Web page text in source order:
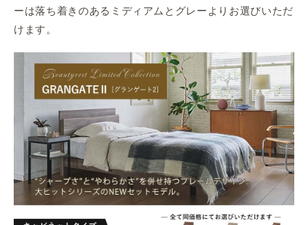
ーは落ち着きのあるミディアムとグレーよりお選びいただ
けます。